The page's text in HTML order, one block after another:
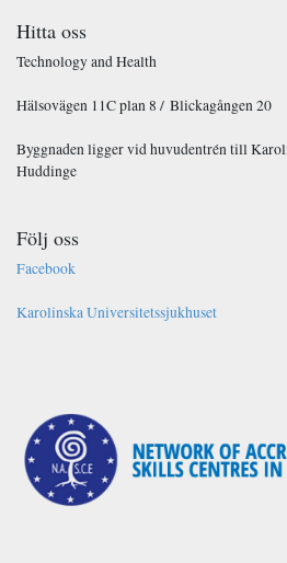
Hitta oss
Technology and Health
Hälsovägen 11C plan 8 / Blickagången 20
Byggnaden ligger vid huvudentrén till
Huddinge
Följ oss
Facebook
Karolinska Universitetssjukhuset